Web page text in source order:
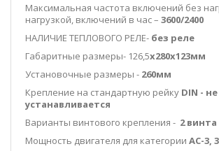
Максимальная частота включений без
нагрузкой, включений в час – 3600/2400
НАЛИЧИЕ ТЕПЛОВОГО РЕЛЕ- без реле
Габаритные размеры- 126,5х280х123мм
Установочные размеры - 260мм
Крепление на стандартную рейку DIN - не
устанавливается
Варианты винтового крепления - 2
Мощность двигателя для категории АС-3,